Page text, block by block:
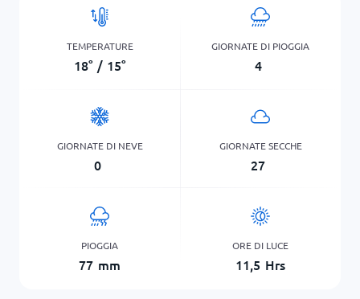
TEMPERATURE
18° / 15°
GIORNATE DI PIOGGIA
4
GIORNATE DI NEVE
0
GIORNATE SECCHE
27
PIOGGIA
77 mm
ORE DI LUCE
11,5 Hrs